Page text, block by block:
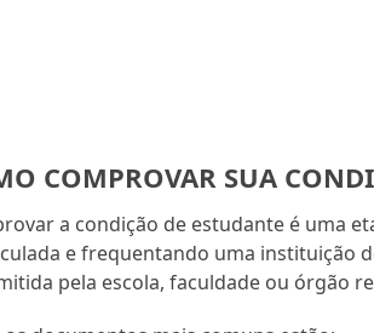
COMPROVAR SUA
a condição de estudante é uma
e frequentando uma instituição
pela escola, faculdade ou órgão